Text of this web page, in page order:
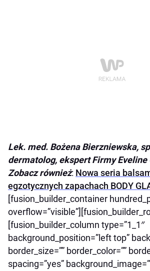
Lek. med. Bożena Bierzniewska,
dermatolog, ekspert Firmy Eveline
Zobacz również: Nowa seria
egzotycznych zapachach BODY
[fusion_builder_container
[fusion_builder_column type=”1_1″
background_position=”left top”
border_size=”” border_color=””
spacing=”yes”